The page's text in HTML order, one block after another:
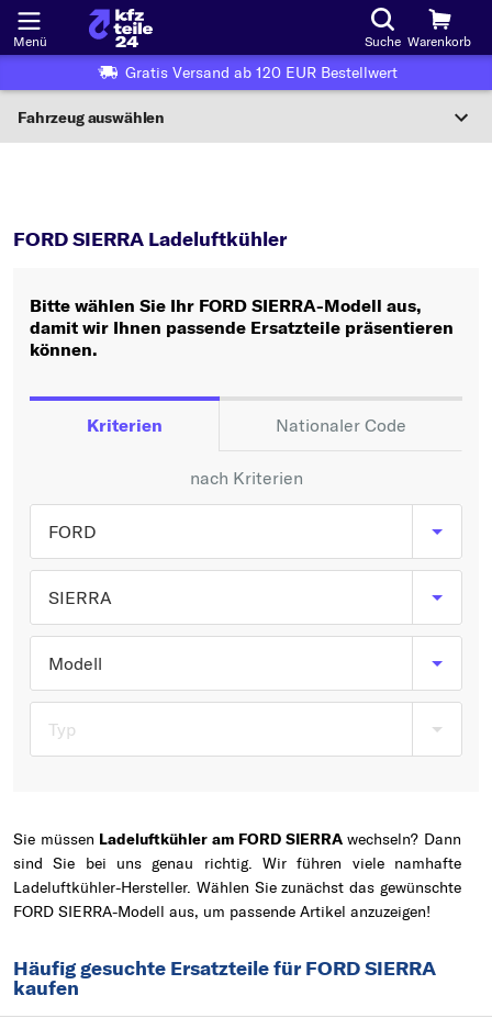
Menü Suche Warenkorb
Gratis Versand ab 120 EUR Bestellwert
Fahrzeug auswählen
Wo finde ich die?
Oder
Oder Fahrzeugauswahl nach Kriterien:
Hersteller wählen
Typ wählen
FORD SIERRA Ladeluftkühler
Bitte wählen Sie Ihr FORD SIERRA-Modell aus,
damit wir Ihnen passende Ersatzteile präsentieren
können.
Kriterien Nationaler Code
nach Kriterien
FORD
SIERRA
Modell
Typ
Sie müssen Ladeluftkühler am FORD SIERRAwechseln? Dann
sind Sie bei uns genau richtig. Wir führen viele namhafte
Ladeluftkühler-Hersteller. Wählen Sie zunächst das gewünschte
FORD SIERRA-Modell aus, um passende Artikel anzuzeigen!
Häufig gesuchte Ersatzteile für FORD SIERRA
kaufen